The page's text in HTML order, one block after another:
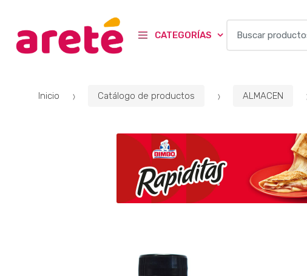
CATEGORÍAS
Inicio Catálogo de productos ALMACEN